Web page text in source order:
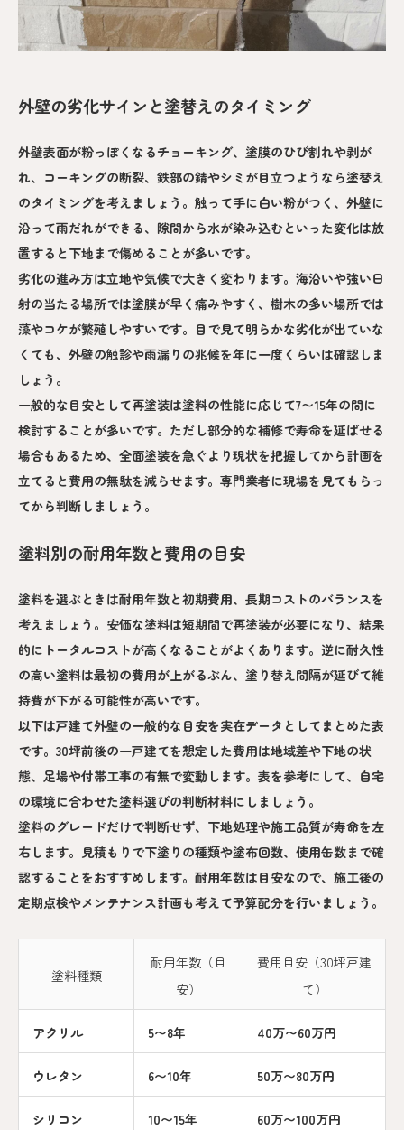
外壁の劣化サインと塗替えのタイミング
外壁表面が粉っぽくなるチョーキング、塗膜のひび割れや剥が
れ、コーキングの断裂、鉄部の錆やシミが目立つようなら塗替え
のタイミングを考えましょう。触って手に白い粉がつく、外壁に
沿って雨だれができる、隙間から水が染み込むといった変化は放
置すると下地まで傷めることが多いです。
劣化の進み方は立地や気候で大きく変わります。海沿いや強い日
射の当たる場所では塗膜が早く痛みやすく、樹木の多い場所では
藻やコケが繁殖しやすいです。目で見て明らかな劣化が出ていな
くても、外壁の触診や雨漏りの兆候を年に一度くらいは確認しま
しょう。
一般的な目安として再塗装は塗料の性能に応じて7〜15年の間に
検討することが多いです。ただし部分的な補修で寿命を延ばせる
場合もあるため、全面塗装を急ぐより現状を把握してから計画を
立てると費用の無駄を減らせます。専門業者に現場を見てもらっ
てから判断しましょう。
塗料別の耐用年数と費用の目安
塗料を選ぶときは耐用年数と初期費用、長期コストのバランスを
考えましょう。安価な塗料は短期間で再塗装が必要になり、結果
的にトータルコストが高くなることがよくあります。逆に耐久性
の高い塗料は最初の費用が上がるぶん、塗り替え間隔が延びて維
持費が下がる可能性が高いです。
以下は戸建て外壁の一般的な目安を実在データとしてまとめた表
です。30坪前後の一戸建てを想定した費用は地域差や下地の状
態、足場や付帯工事の有無で変動します。表を参考にして、自宅
の環境に合わせた塗料選びの判断材料にしましょう。
塗料のグレードだけで判断せず、下地処理や施工品質が寿命を左
右します。見積もりで下塗りの種類や塗布回数、使用缶数まで確
認することをおすすめします。耐用年数は目安なので、施工後の
定期点検やメンテナンス計画も考えて予算配分を行いましょう。
塗料種類
耐用年数（目
安）
費用目安（30坪戸建
て）
アクリル 5〜8年 40万〜60万円
ウレタン 6〜10年 50万〜80万円
シリコン 10〜15年 60万〜100万円